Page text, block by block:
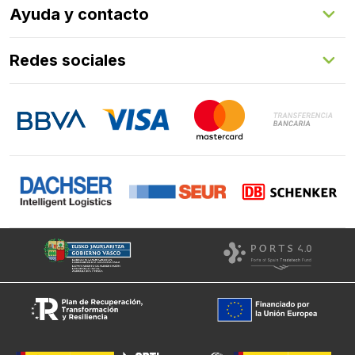
Programa de fidelización
Ayuda y contacto
FAQs
Contacto
Redes sociales
Instagram
Facebook